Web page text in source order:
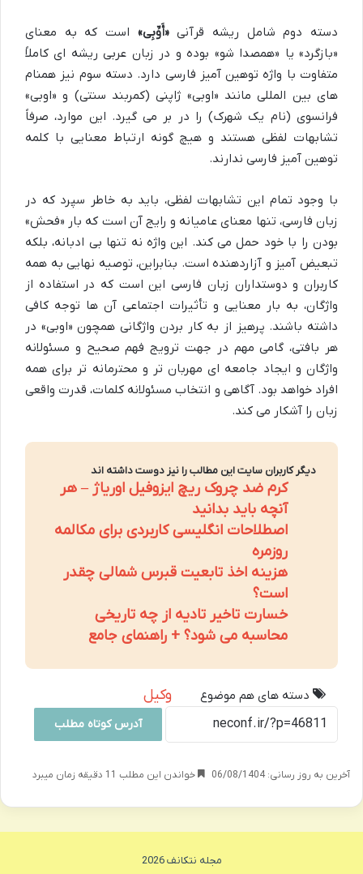
دسته دوم شامل ریشه قرآنی«أَوِّبِی» است که به معنای
«بازگرد» یا «همصدا شو» بوده و در زبان عربی ریشه ای کاملاً
متفاوت با واژه توهین آمیز فارسی دارد. دسته سوم نیز همنام
های بین المللی مانند «اوبی» ژاپنی (کمربند سنتی) و «اوبی»
فرانسوی (نام یک شهرک) را در بر می گیرد. این موارد، صرفاً
تشابهات لفظی هستند و هیچ گونه ارتباط معنایی با کلمه
توهین آمیز فارسی ندارند.
با وجود تمام این تشابهات لفظی، باید به خاطر سپرد که در
زبان فارسی، تنها معنای عامیانه و رایج آن است که بار «فحش»
بودن را با خود حمل می کند. این واژه نه تنها بی ادبانه، بلکه
تبعیض آمیز و آزاردهنده است. بنابراین، توصیه نهایی به همه
کاربران و دوستداران زبان فارسی این است که در استفاده از
واژگان، به بار معنایی و تأثیرات اجتماعی آن ها توجه کافی
داشته باشند. پرهیز از به کار بردن واژگانی همچون «اوبی» در
هر بافتی، گامی مهم در جهت ترویج فهم صحیح و مسئولانه
واژگان و ایجاد جامعه ای مهربان تر و محترمانه تر برای همه
افراد خواهد بود. آگاهی و انتخاب مسئولانه کلمات، قدرت واقعی
زبان را آشکار می کند.
دیگر کاربران سایت این مطالب را نیز دوست داشته اند
کرم ضد چروک ریچ ایزوفیل اوریاژ – هر
آنچه باید بدانید
اصطلاحات انگلیسی کاربردی برای مکالمه
روزمره
هزینه اخذ تابعیت قبرس شمالی چقدر
است؟
خسارت تاخیر تادیه از چه تاریخی
محاسبه می شود؟ + راهنمای جامع
دسته های هم موضوع وکیل
آدرس کوتاه مطلب
آخرین به روز رسانی: 06/08/1404 خواندن این مطلب 11 دقیقه زمان میبرد
مجله نتکانف 2026